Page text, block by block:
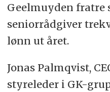
Geelmuyden fratre
seniorrådgiver
lønn ut året.
Jonas Palmqvist,
styreleder i GK-